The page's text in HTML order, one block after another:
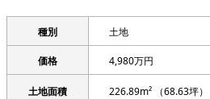
種別 土地
価格 4,980万円
土地面積 226.89m² （68.63坪）